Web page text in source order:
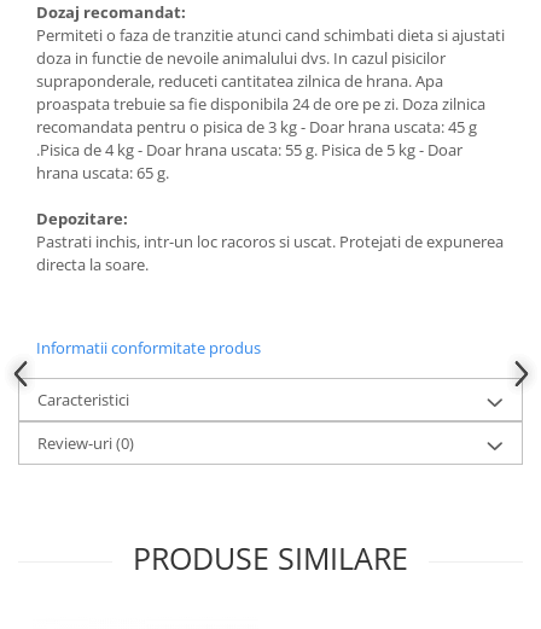
Dozaj recomandat:
Permiteti o faza de tranzitie atunci cand schimbati dieta si ajustati
doza in functie de nevoile animalului dvs. In cazul pisicilor
supraponderale, reduceti cantitatea zilnica de hrana. Apa
proaspata trebuie sa fie disponibila 24 de ore pe zi. Doza zilnica
recomandata pentru o pisica de 3 kg - Doar hrana uscata: 45 g
.Pisica de 4 kg - Doar hrana uscata: 55 g. Pisica de 5 kg - Doar
hrana uscata: 65 g.
Depozitare:
Pastrati inchis, intr-un loc racoros si uscat. Protejati de expunerea
directa la soare.
Informatii conformitate produs
Caracteristici
Review-uri(0)
PRODUSE SIMILARE